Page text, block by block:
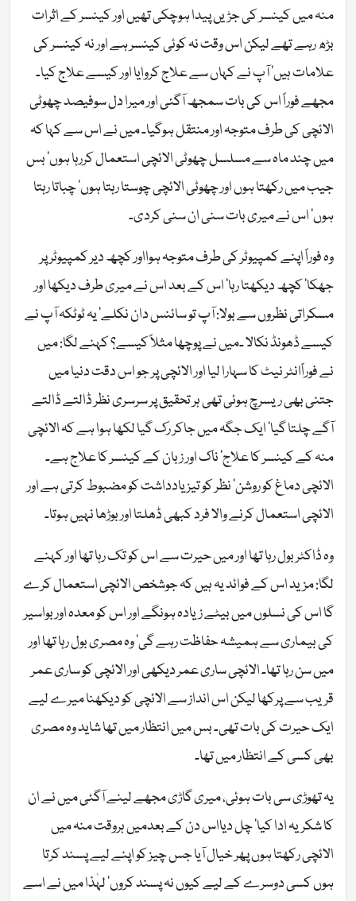
منہ میں کینسر کی جڑیں پیدا ہوچکی تھیں اور کینسر کے اثرات
بڑھ رہے تھے لیکن اس وقت نہ کوئی کینسر ہے اور نہ کینسر کی
علامات ہیں‘ آپ نے کہاں سے علاج کروایا اور کیسے علاج کیا۔
مجھے فوراً اس کی بات سمجھ آگئی اور میرا دل سوفیصد چھوٹی
الائچی کی طرف متوجہ اور منتقل ہوگیا۔ میں نے اس سے کہا کہ
میں چند ماہ سے مسلسل چھوٹی الائچی استعمال کررہا ہوں‘ بس
جیب میں رکھتا ہوں اور چھوٹی الائچی چوستا رہتا ہوں‘ چباتا رہتا
ہوں‘ اس نے میری بات سنی ان سنی کردی۔
وہ فوراً اپنے کمپیوٹر کی طرف متوجہ ہوااور کچھ دیر کمپیوٹر پر
جھکا‘ کچھ دیکھتا رہا‘ اس کے بعد اس نے میری طرف دیکھا اور
مسکراتی نظروں سے بولا: آپ تو سائنس دان نکلے‘ یہ ٹوٹکہ آپ نے
کیسے ڈھونڈ نکالا ۔میں نے پوچھا مثلاً کیسے؟ کہنے لگا: میں
نے فوراًانٹر نیٹ کا سہارا لیا اور الائچی پر جو اس دقت دنیا میں
جتنی بھی ریسرچ ہوئی تھی ہر تحقیق پر سرسری نظر ڈالتے ڈالتے
آگے چلتا گیا‘ ایک جگہ میں جاکر رک گیا لکھا ہوا ہے کہ الائچی
منہ کے کینسر کا علاج‘ ناک اور زبان کے کینسر کا علاج ہے۔
الائچی دماغ کو روشن‘ نظر کو تیز یادداشت کو مضبوط کرتی ہے اور
الائچی استعمال کرنے والا فرد کبھی ڈھلتا اور بوڑھا نہیں ہوتا۔
وہ ڈاکٹر بول رہا تھا اور میں حیرت سے اس کو تک رہا تھا اور کہنے
لگا: مزید اس کے فوائد یہ ہیں کہ جوشخص الائچی استعمال کرے
گا اس کی نسلوں میں بیٹے زیادہ ہونگے اور اس کو معدہ اور بواسیر
کی بیماری سے ہمیشہ حفاظت رہے گی‘ وہ مصری بول رہا تھا اور
میں سن رہا تھا۔ الائچی ساری عمر دیکھی اور الائچی کو ساری عمر
قریب سے پرکھا لیکن اس انداز سے الائچی کو دیکھنا میرے لیے
ایک حیرت کی بات تھی۔ بس میں انتظار میں تھا شاید وہ مصری
بھی کسی کے انتظار میں تھا۔
یہ تھوڑی سی بات ہوئی، میری گاڑی مجھے لینے آگئی میں نے ان
کا شکریہ ادا کیا‘ چل دیااس دن کے بعدمیں ہروقت منہ میں
الائچی رکھتا ہوں پھر خیال آیا جس چیز کو اپنے لیے پسند کرتا
ہوں کسی دوسرے کے لیے کیوں نہ پسند کروں‘ لہٰذا میں نے اسے